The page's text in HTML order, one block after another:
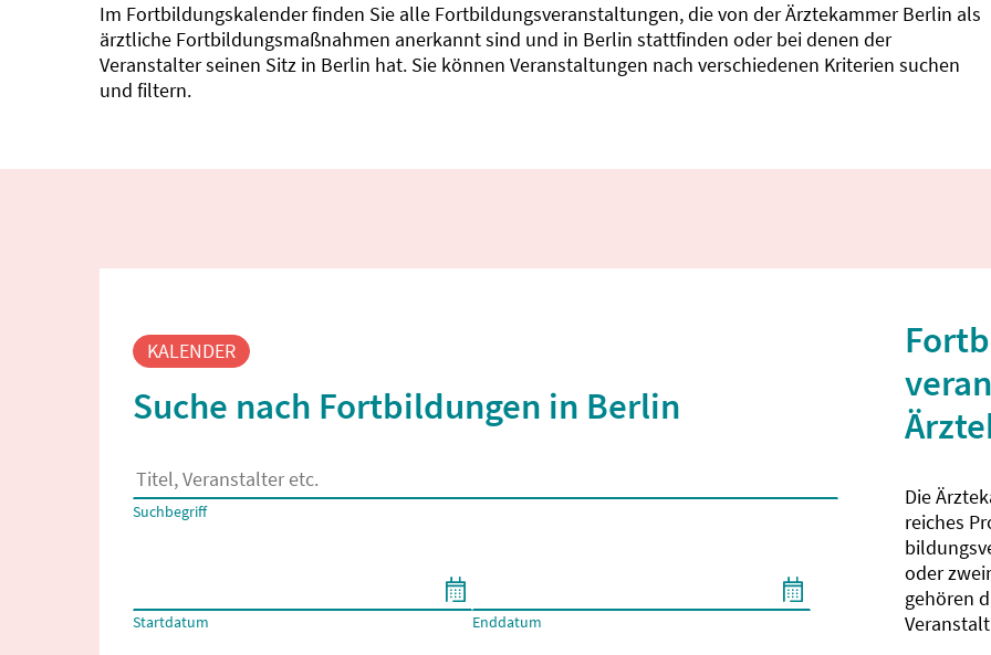
Im Fortbildungskalender finden Sie alle Fortbildungsveranstaltungen, die von der Ärztekammer Berlin als
ärztliche Fortbildungsmaßnahmen anerkannt sind und in Berlin stattfinden oder bei denen der
Veranstalter seinen Sitz in Berlin hat. Sie können Veranstaltungen nach verschiedenen Kriterien suchen
und filtern.
KALENDER
Suche nach Fortbildungen in Berlin
Es erscheinen Suchvorschläge, wenn mindestens 2 Zeichen eingegeben wurden.
Suchbegriff
Startdatum Enddatum
Die
reiches
oder
gehören